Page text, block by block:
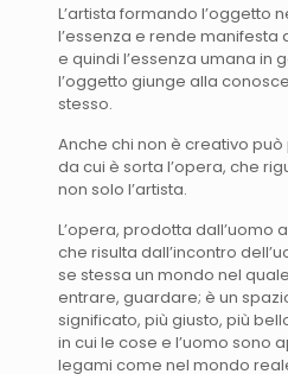
L’artista formando l’oggetto
l’essenza e rende
e quindi l’essenza umana in
l’oggetto giunge alla
stesso.
Anche chi non è creativo
da cui è sorta l’opera, che
non solo l’artista.
L’opera, prodotta dall’uomo
che risulta dall’incontro
se stessa un mondo nel
entrare, guardare; è un
significato, più giusto, più
in cui le cose e l’uomo sono
legami come nel mondo